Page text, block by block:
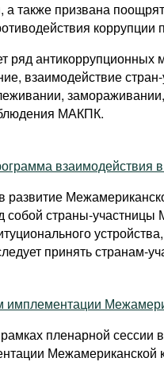
а также призвана
коррупции
ряд антикоррупционных
взаимодействие
МАКПК.
взаимодействия
развитие
собой страны-
принять странам-
пленарной сессии
Межамериканской